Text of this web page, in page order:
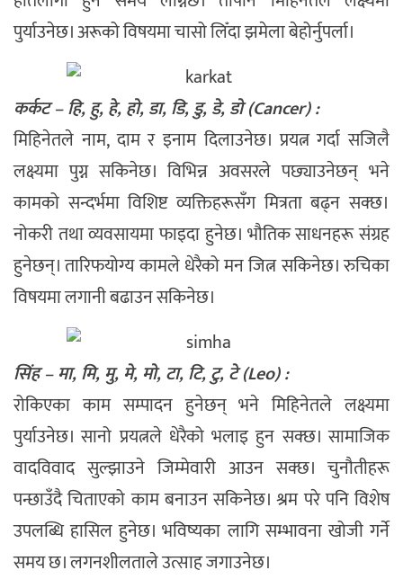
पुर्याउनेछ। अरूको विषयमा चासो लिँदा झमेला बेहोर्नुपर्ला।
कर्कट – हि, हु, हे, हो, डा, डि, डु, डे, डो (Cancer) :
मिहिनेतले नाम, दाम र इनाम दिलाउनेछ। प्रयत्न गर्दा सजिलै
लक्ष्यमा पुग्न सकिनेछ। विभिन्न अवसरले पछ्याउनेछन् भने
कामको सन्दर्भमा विशिष्ट व्यक्तिहरूसँग मित्रता बढ्न सक्छ।
नोकरी तथा व्यवसायमा फाइदा हुनेछ। भौतिक साधनहरू संग्रह
हुनेछन्। तारिफयोग्य कामले धेरैको मन जित्न सकिनेछ। रुचिका
विषयमा लगानी बढाउन सकिनेछ।
सिंह – मा, मि, मु, मे, मो, टा, टि, टु, टे (Leo) :
रोकिएका काम सम्पादन हुनेछन् भने मिहिनेतले लक्ष्यमा
पुर्याउनेछ। सानो प्रयत्नले धेरैको भलाइ हुन सक्छ। सामाजिक
वादविवाद सुल्झाउने जिम्मेवारी आउन सक्छ। चुनौतीहरू
पन्छाउँदै चिताएको काम बनाउन सकिनेछ। श्रम परे पनि विशेष
उपलब्धि हासिल हुनेछ। भविष्यका लागि सम्भावना खोजी गर्ने
समय छ। लगनशीलताले उत्साह जगाउनेछ।